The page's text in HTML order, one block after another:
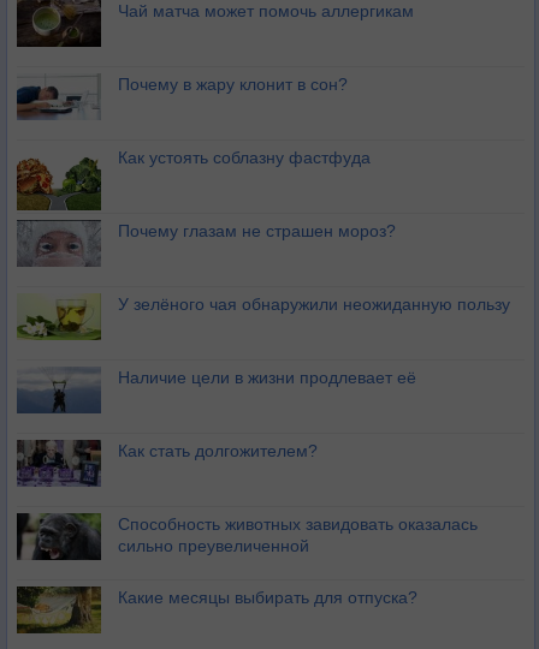
Чай матча может помочь аллергикам
Почему в жару клонит в сон?
Как устоять соблазну фастфуда
Почему глазам не страшен мороз?
У зелёного чая обнаружили неожиданную пользу
Наличие цели в жизни продлевает её
Как стать долгожителем?
Способность животных завидовать оказалась
сильно преувеличенной
Какие месяцы выбирать для отпуска?